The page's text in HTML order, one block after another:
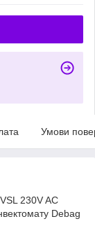
Умови
230V AC
Debag